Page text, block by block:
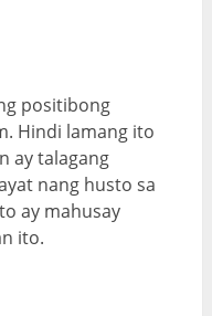
positibong
Hindi lamang ito
ay talagang
nang husto sa
ay mahusay
ito.